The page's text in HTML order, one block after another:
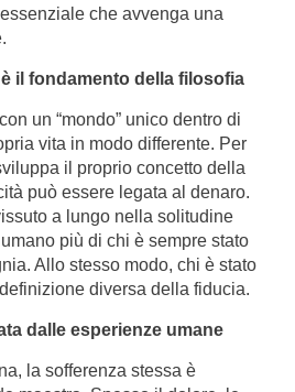
che avvenga una
è il fondamento della filosofia
un “mondo” unico dentro di
vita in modo differente. Per
il proprio concetto della
può essere legata al denaro.
a lungo nella solitudine
più di chi è sempre stato
Allo stesso modo, chi è stato
diversa della fiducia.
dalle esperienze umane
la sofferenza stessa è